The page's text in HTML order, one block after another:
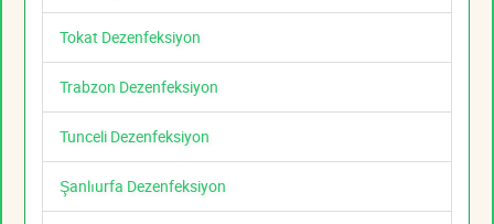
Tokat Dezenfeksiyon
Trabzon Dezenfeksiyon
Tunceli Dezenfeksiyon
Şanlıurfa Dezenfeksiyon